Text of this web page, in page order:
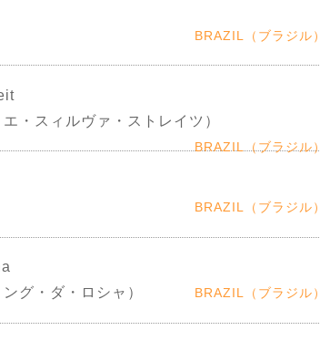
BRAZIL（ブラジル）
・スィルヴァ・ストレイツ）
BRAZIL（ブラジル）
BRAZIL（ブラジル）
グ・ダ・ロシャ）
BRAZIL（ブラジル）